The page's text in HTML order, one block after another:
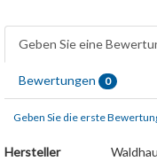
Geben Sie eine
Bewertungen 0
Geben Sie die erste
Hersteller